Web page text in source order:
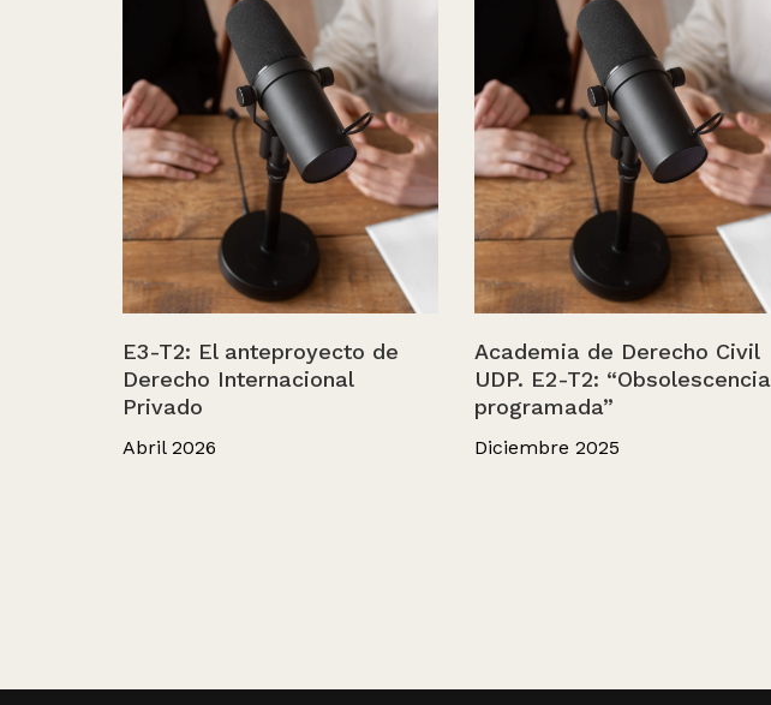
E3-T2: El anteproyecto de
Derecho Internacional
Privado
Abril 2026
Academia de Derecho Civil
UDP. E2-T2: “Obsolescencia
programada”
Diciembre 2025